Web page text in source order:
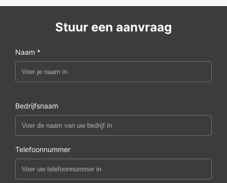
Stuur een aanvraag
Naam *
Bedrijfsnaam
Telefoonnummer